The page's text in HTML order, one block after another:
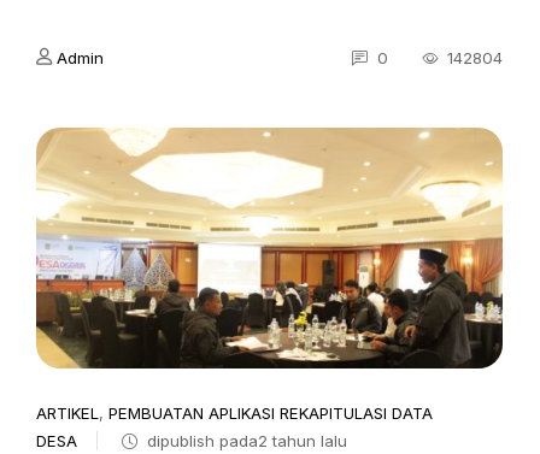
Admin 0 142804
ARTIKEL , PEMBUATAN APLIKASI REKAPITULASI DATA
DESA
dipublish pada2 tahun lalu